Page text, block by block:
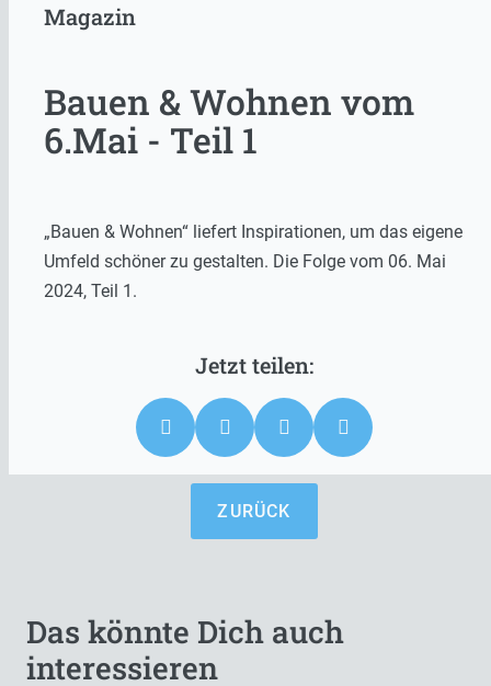
Magazin
Bauen & Wohnen vom
6.Mai - Teil 1
„Bauen & Wohnen“ liefert Inspirationen, um das eigene
Umfeld schöner zu gestalten. Die Folge vom 06. Mai
2024, Teil 1.
ZURÜCK
Das könnte Dich auch
interessieren